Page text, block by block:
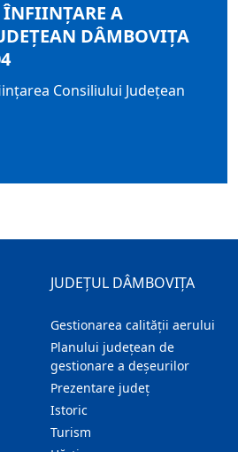
ÎNFIINŢARE A
DÂMBOVIŢA
Consiliului Judeţean
JUDEȚUL DÂMBOVIȚA
Gestionarea calității aerului
Planului județean de
gestionare a deșeurilor
Prezentare judeţ
Istoric
Turism